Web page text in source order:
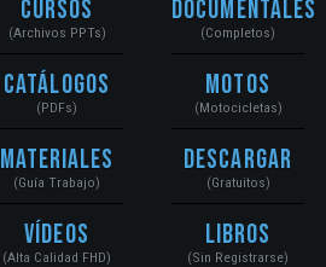
Cursos
(Archivos PPTs)
Catálogos
(PDFs)
Materiales
(Guía Trabajo)
Vídeos
(Alta Calidad FHD)
Documentales
(Completos)
Motos
(Motocicletas)
Descargar
(Gratuitos)
Libros
(Sin Registrarse)